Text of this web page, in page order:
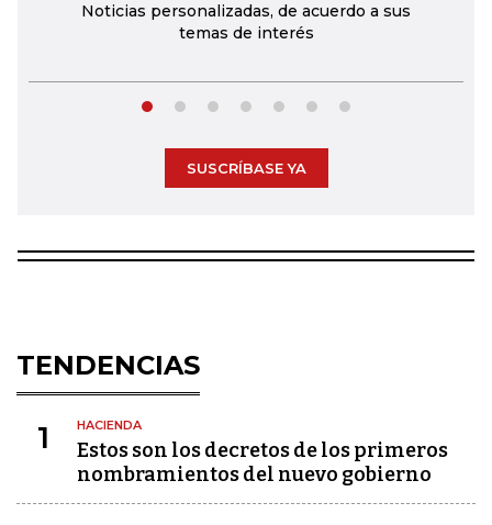
Noticias personalizadas, de acuerdo a sus
temas de interés
SUSCRÍBASE YA
TENDENCIAS
1 HACIENDA
Estos son los decretos de los primeros
nombramientos del nuevo gobierno